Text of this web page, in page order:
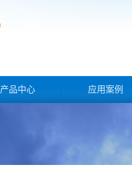
产品中心 应用案例